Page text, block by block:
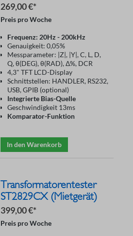
269,00 €*
Preis pro Woche
Frequenz: 20Hz - 200kHz
Genauigkeit: 0,05%
Messparameter: |Z|, |Y|, C, L, D,
Q, θ(DEG), θ(RAD), Δ%, DCR
4,3" TFT LCD-Display
Schnittstellen: HANDLER, RS232,
USB, GPIB (optional)
Integrierte Bias-Quelle
Geschwindigkeit 13ms
Komparator-Funktion
In den Warenkorb
Transformatorentester
ST2829CX (Mietgerät)
399,00 €*
Preis pro Woche